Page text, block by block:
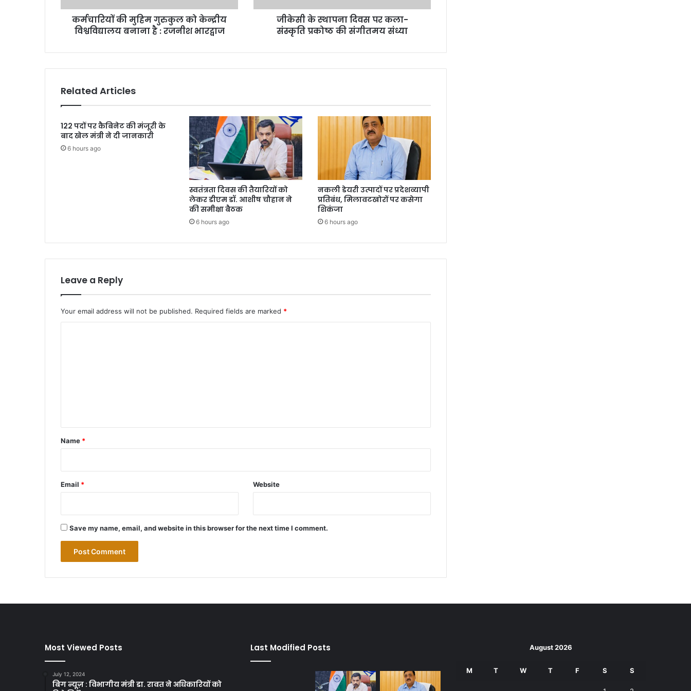
है
रजनीश
कर्मचारियों की मुहिम गुरुकुल को केन्द्रीय
विश्वविद्यालय बनाना है : रजनीश भारद्वाज
की
जीकेसी के स्थापना दिवस पर कला-
संस्कृति प्रकोष्ठ की संगीतमय संध्या
Related Articles
122 पदों पर कैबिनेट की मंजूरी के
बाद खेल मंत्री ने दी जानकारी
6 hours ago
स्वतंत्रता दिवस की तैयारियों को
लेकर डीएम डॉ. आशीष चौहान ने
की समीक्षा बैठक
6 hours ago
नकली डेयरी उत्पादों पर प्रदेशव्यापी
प्रतिबंध, मिलावटखोरों पर कसेगा
शिकंजा
6 hours ago
Leave a Reply
Your email address will not be published. Required fields are marked *
*
Name *
Email * Website
Save my name, email, and website in this browser for the next time I comment.
Most Viewed Posts
July 12, 2024
बिग न्यूज़ : विभागीय मंत्री डा. रावत ने अधिकारियों को
Last Modified Posts August 2026
M T W T F S S